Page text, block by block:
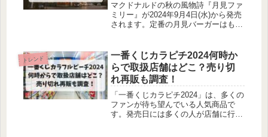
マクドナルドの秋の風物詩『月見ファ
ミリー』が2024年9月4日(水)から発売
されます。定番の月見バーガーはもち
見パイ」がリニューアルして「きなこ
もちとあんこの月見パイ」といて登場
します。月見パイを美味しく食べられ
る温め方や冷凍保存方法などについて
調べました。
トレンド
一番くじカラピチ2024何時か
らで取扱店舗はどこ？売り切
れ再販も調査！
「一番くじカラピチ2024」は、多くの
ファンが待ち望んでいる人気商品で
す。発売日には多くの人が店舗に行列